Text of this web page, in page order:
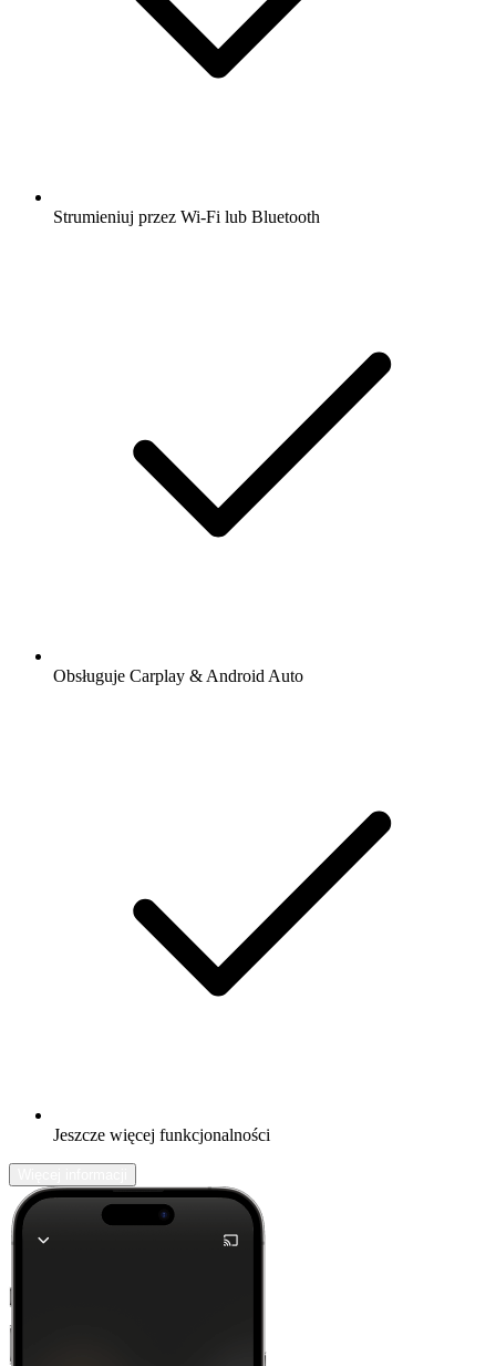
Strumieniuj przez Wi-Fi lub Bluetooth
Obsługuje Carplay & Android Auto
Jeszcze więcej funkcjonalności